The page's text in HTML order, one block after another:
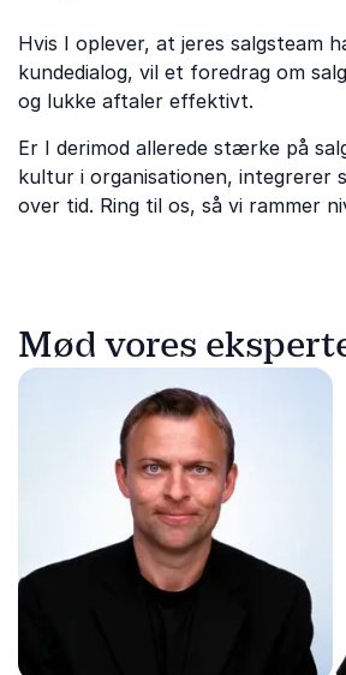
Hvis I oplever, at jeres salgsteam
kundedialog, vil et foredrag om
og lukke aftaler effektivt.
Er I derimod allerede stærke på
kultur i organisationen, integrerer
over tid. Ring til os, så vi rammer
Mød vores